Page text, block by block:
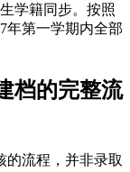
学籍同步。按照
年第一学期内全部
档的完整流
的流程，并非录取